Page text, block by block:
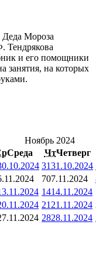
Деда Мороза
Тендрякова
и его помощники
занятия, на которых
Ноябрь 2024
Среда ЧтЧетверг
3131.10.2024
707.11.2024
1414.11.2024
21 21.11.2024
2828.11.2024